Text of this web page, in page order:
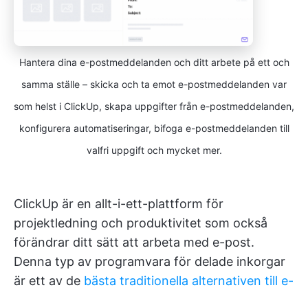
Hantera dina e-postmeddelanden och ditt arbete på ett och
samma ställe – skicka och ta emot e-postmeddelanden var
som helst i ClickUp, skapa uppgifter från e-postmeddelanden,
konfigurera automatiseringar, bifoga e-postmeddelanden till
valfri uppgift och mycket mer.
ClickUp är en allt-i-ett-plattform för
projektledning och produktivitet som också
förändrar ditt sätt att arbeta med e-post.
Denna typ av programvara för delade inkorgar
är ett av de bästa traditionella alternativen till e-